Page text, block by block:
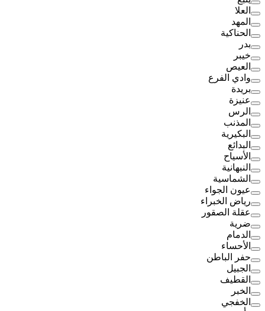
العلا
المهد
الحناكية
بدر
خيبر
العيص
وادي الفرع
بريدة
عنيزة
الرس
المذنب
البكيرية
البدائع
الأسياح
النبهانية
الشماسية
عيون الجواء
رياض الخبراء
عقلة الصقور
ضرية
الدمام
الأحساء
حفر الباطن
الجبيل
القطيف
الخبر
الخفجي